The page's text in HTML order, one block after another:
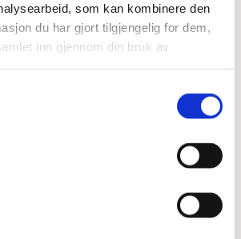
som kan kombinere den
du har gjort tilgjengelig for dem,
inn gjennom din bruk av
kesam og melk. Varm opp væsken til
gjæren (hvis du bruker fersk gjær). Hvis du bruker
i bakebollen.
bakebolle og tilsett væsken. Elt deigen i 5-10
bakepapir. Ta deigen ut av bakebollen, del i 6
boller. Deigen kan være litt klissete, så bruk litt
Klem bollene litt flate før du legger dem på
en fordypning i hver bolle med fingrene eller en
Pensle kantene forsiktig med